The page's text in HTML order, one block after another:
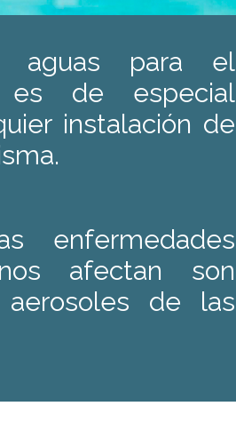
aguas para el
es de especial
instalación de
enfermedades
afectan son
de las